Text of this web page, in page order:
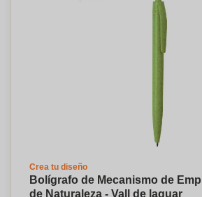
Crea tu diseño
Bolígrafo de Mecanismo de
de Naturaleza - Vall de laguar